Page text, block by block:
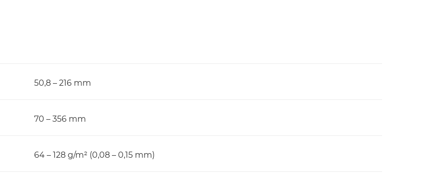
50,8 – 216 mm
70 – 356 mm
64 – 128 g/m² (0,08 – 0,15 mm)